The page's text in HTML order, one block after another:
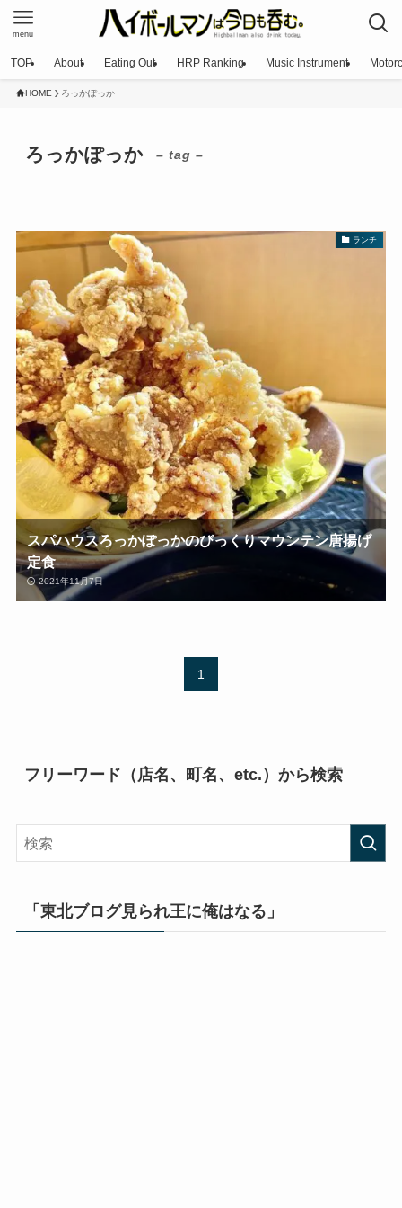
menu
TOP About Eating Out HRP Ranking Music Instrument
HOME ろっかぽっか
ろっかぽっか – tag –
ランチ
スパハウスろっかぽっかのびっくりマウンテン唐揚げ
定食
2021年11月7日
1
フリーワード（店名、町名、etc.）から検索
「東北ブログ見られ王に俺はなる」